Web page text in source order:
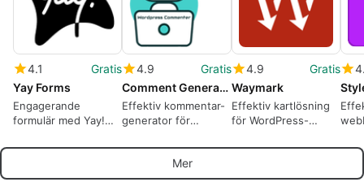
4.1
Gratis
Yay Forms
Engagerande
formulär med Yay!
4.9
Gratis
Comment Generator
Effektiv kommentar-
generator för
4.9
Gratis
Waymark
Effektiv kartlösning
för WordPress-
Mer